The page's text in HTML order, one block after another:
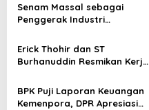
s
i
p
o
s
Senam Massal sebagai
Penggerak Industri
2025 untuk Ekonomi
Nasional
Erick Thohir dan ST
Burhanuddin Resmikan Kerja
Program Pemuda dan
Olahraga
BPK Puji Laporan Keuangan
Kemenpora, DPR Apresiasi